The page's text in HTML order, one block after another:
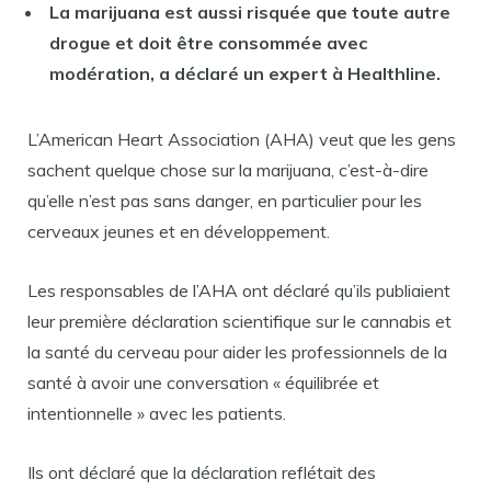
La marijuana est aussi risquée que toute autre
drogue et doit être consommée avec
modération, a déclaré un expert à Healthline.
L’American Heart Association (AHA) veut que les gens
sachent quelque chose sur la marijuana, c’est-à-dire
qu’elle n’est pas sans danger, en particulier pour les
cerveaux jeunes et en développement.
Les responsables de l’AHA ont déclaré qu’ils publiaient
leur première déclaration scientifique sur le cannabis et
la santé du cerveau pour aider les professionnels de la
santé à avoir une conversation « équilibrée et
intentionnelle » avec les patients.
Ils ont déclaré que la déclaration reflétait des